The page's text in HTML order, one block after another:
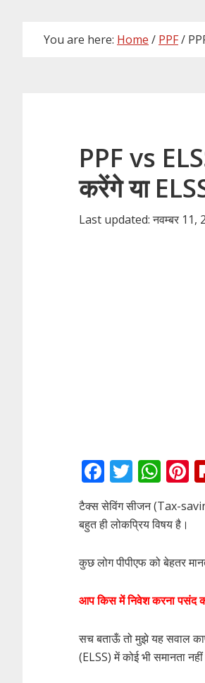
You are here: Home / PPF/
PPF vs
करेंगे या
Last updated: नवम्बर
F
ac
e
b
o
k
T
w
itt
er
W
h
at
s
A
p
nt
टैक्स सेविंग सीजन (Tax-
बहुत ही लोकप्रिय विषय है।
कुछ लोग पीपीएफ को बेहतर
आप किस में निवेश करना पसंद
सच बताऊँ तो मुझे यह सवाल
(ELSS) में कोई भी समानता